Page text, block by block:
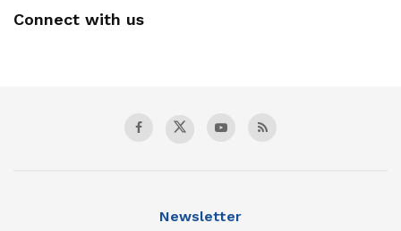
Connect with us
Newsletter